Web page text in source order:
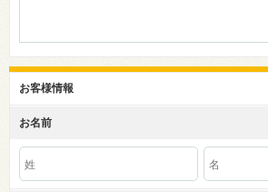
お客様情報
お名前